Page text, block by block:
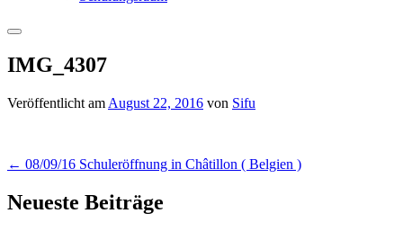
Suchen
IMG_4307
Veröffentlicht am August 22, 2016 von Sifu
Beitrags-
Navigation
← 08/09/16 Schuleröffnung in Châtillon ( Belgien )
Neueste Beiträge